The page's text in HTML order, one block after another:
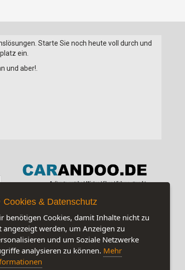
Starte Sie noch heute voll durch und
ein.
und aber!.
Jetzt auf unserer Seite:7
Cookies & Datenschutz
benötigen Cookies, damit Inhalte nicht zu
angezeigt werden, um Anzeigen zu
und um Soziale Netzwerke
analysieren zu können. Mehr